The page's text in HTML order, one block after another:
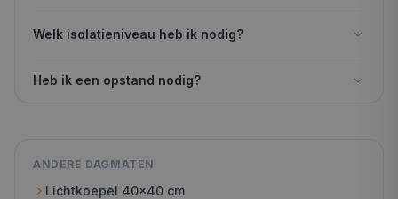
Welk isolatieniveau heb ik nodig?
Heb ik een opstand nodig?
ANDERE DAGMATEN
Lichtkoepel 40x40 cm